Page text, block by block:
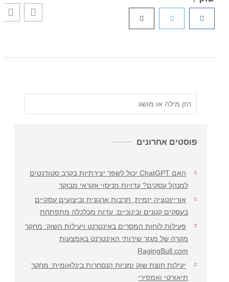
פוסטים אחרונים
האם ChatGPT יכול לשפר יצירתיות בקרב סטודנטים
למנהל עסקים? עדויות מניסוי אקראי מבוקר
אוריינטציה יזמית, תרבות ארגונית וביצועים עסקיים
בעסקים קטנים ובינוניים: עדות מכלכלה מתפתחת
פעילות לוחות המסרים באינטרנט ויעילות השוק: מחקר
מקרה של מגזר שירותי האינטרנט באמצעות
RagingBull.com
יעילות חוצת שוק ומניות הנסחרות בינלאומית: מחקר
תיאורטי ואמפירי